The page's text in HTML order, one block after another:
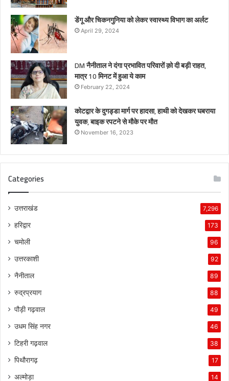
डेंगू और चिकनगुनिया को लेकर स्वास्थ्य विभाग का अर्लट
April 29, 2024
DM नैनीताल ने दंगा प्रभावित परिवारों क़ो दी बड़ी राहत,
मात्र 10 मिनट में हुआ ये काम
February 22, 2024
कोटद्वार के दुगड्डा मार्ग पर हादसा, हाथी को देखकर घबराया
युवक, बाइक रपटने से मौके पर मौत
November 16, 2023
Categories
उत्तराखंड 7,296
हरिद्वार 173
चमोली 96
उत्तरकाशी 92
नैनीताल 89
रुद्रप्रयाग 88
पौड़ी गढ़वाल 49
उधम सिंह नगर 46
टिहरी गढ़वाल 38
पिथौरागढ़ 17
अल्मोड़ा 14